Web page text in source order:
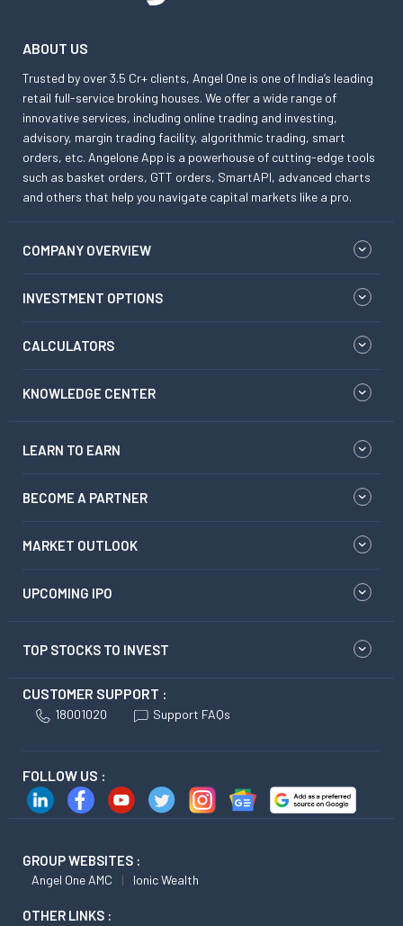
ABOUT US
Trusted by over 3.5 Cr+ clients, Angel One is one of India’s leading
retail full-service broking houses. We offer a wide range of
innovative services, including online trading and investing,
advisory, margin trading facility, algorithmic trading, smart
orders, etc. Angelone App is a powerhouse of cutting-edge tools
such as basket orders, GTT orders, SmartAPI, advanced charts
and others that help you navigate capital markets like a pro.
COMPANY OVERVIEW
INVESTMENT OPTIONS
CALCULATORS
KNOWLEDGE CENTER
LEARN TO EARN
BECOME A PARTNER
MARKET OUTLOOK
UPCOMING IPO
TOP STOCKS TO INVEST
CUSTOMER SUPPORT :
18001020 Support FAQs
FOLLOW US :
GROUP WEBSITES :
Angel One AMC Ionic Wealth
OTHER LINKS :